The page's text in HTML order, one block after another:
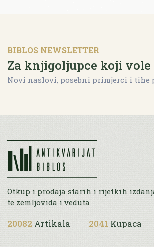
BIBLOS NEWSLETTER
Za knjigoljupce koji
Novi naslovi, posebni primjerci i tihe
Otkup i prodaja starih i rijetkih
te zemljovida i veduta
20082 Artikala 2041 Kupaca